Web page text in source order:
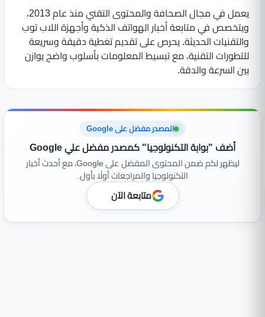
يعمل في مجال الصحافة والمحتوى التقني منذ عام 2013،
ويتخصص في متابعة أخبار الهواتف الذكية وأجهزة اللاب توب
والتقنيات الحديثة. يحرص على تقديم تغطية دقيقة وسريعة
للتطورات التقنية، مع تبسيط المعلومات بأسلوب واضح يوازن
بين السرعة والدقة.
المصدر مفضل على Google
أضف "بوابة التكنولوجيا" كمصدر مفضل علي Google
ليظهر لكم ضمن المحتوى المفضل على Google، مع أحدث أخبار
التكنولوجيا والمراجعات أولًا بأول.
متابعة الآن